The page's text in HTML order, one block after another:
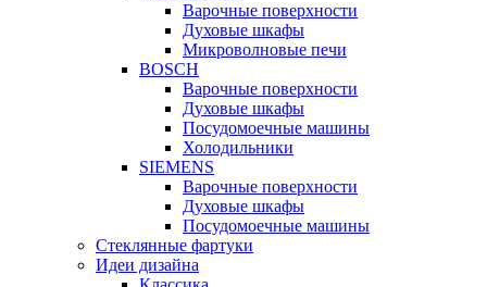
Варочные поверхности
Духовые шкафы
Микроволновые печи
BOSCH
Варочные поверхности
Духовые шкафы
Посудомоечные машины
Холодильники
SIEMENS
Варочные поверхности
Духовые шкафы
Посудомоечные машины
Стеклянные фартуки
Идеи дизайна